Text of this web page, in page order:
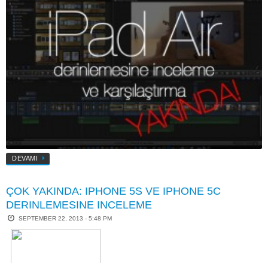
DEVAMI
ÇOK YAKINDA: IPHONE 5S VE IPHONE 5C
DERINLEMESINE INCELEME
SEPTEMBER 22, 2013 - 5:48 PM